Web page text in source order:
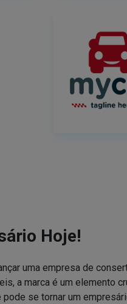
Hoje!
uma empresa de
a marca é um elemento
pode se tornar um